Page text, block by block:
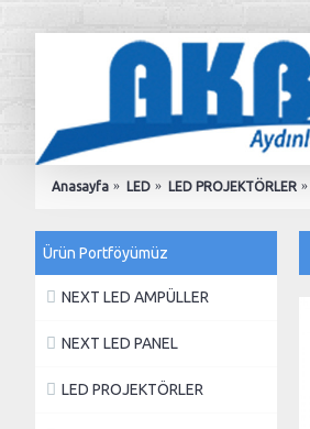
Anasayfa LED LED PROJEKTÖRLER
Ürün Portföyümüz
NEXT LED AMPÜLLER
NEXT LED PANEL
LED PROJEKTÖRLER